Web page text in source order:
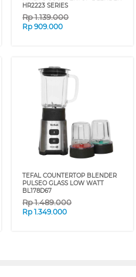
HR2223 SERIES
Rp1.139.000
Rp909.000
TEFAL COUNTERTOP BLENDER
PULSEO GLASS LOW WATT
BL178D67
Rp1.489.000
Rp1.349.000